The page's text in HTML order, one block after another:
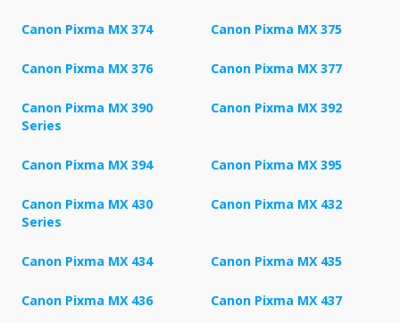
Canon Pixma MX 374 Canon Pixma MX 375
Canon Pixma MX 376 Canon Pixma MX 377
Canon Pixma MX 390
Series
Canon Pixma MX 392
Canon Pixma MX 394 Canon Pixma MX 395
Canon Pixma MX 430
Series
Canon Pixma MX 432
Canon Pixma MX 434 Canon Pixma MX 435
Canon Pixma MX 436 Canon Pixma MX 437